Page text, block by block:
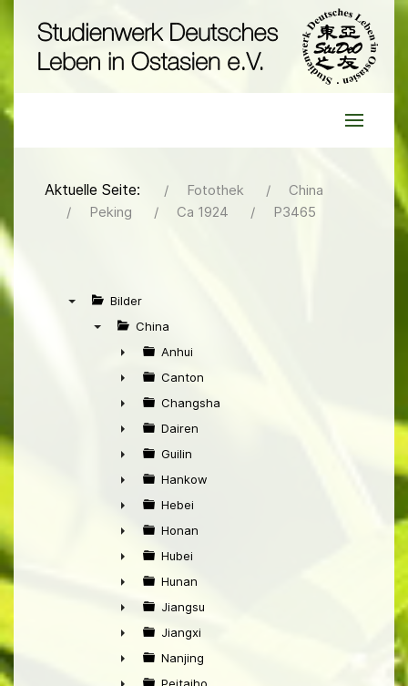
Aktuelle Seite: Fotothek
China
Peking
Ca 1924 P3465
Bilder
China
►
Anhui
►
Canton
►
Changsha
►
Dairen
►
Guilin
►
Hankow
►
Hebei
►
Honan
►
Hubei
►
Hunan
►
Jiangsu
►
Jiangxi
Nanjing